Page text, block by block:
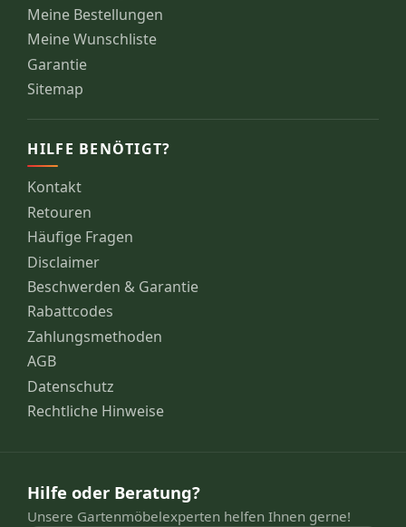
Meine Bestellungen
Meine Wunschliste
Garantie
Sitemap
HILFE BENÖTIGT?
Kontakt
Retouren
Häufige Fragen
Disclaimer
Beschwerden & Garantie
Rabattcodes
Zahlungsmethoden
AGB
Datenschutz
Rechtliche Hinweise
Hilfe oder Beratung?
Unsere Gartenmöbelexperten helfen Ihnen gerne!